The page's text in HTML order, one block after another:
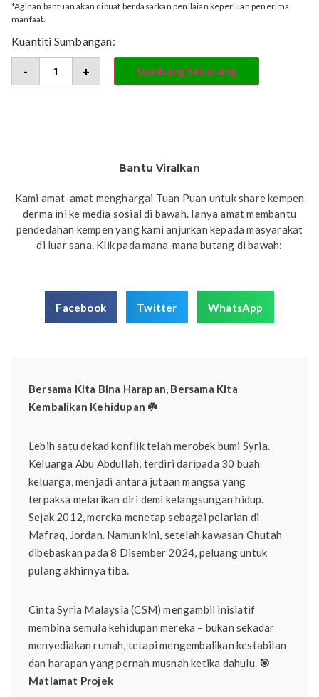
*Agihan bantuan akan dibuat berdasarkan penilaian keperluan penerima
manfaat.
Kuantiti Sumbangan:
- + Sumbang Sekarang
Bantu Viralkan
Kami amat-amat menghargai Tuan Puan untuk share kempen
derma ini ke media sosial di bawah. Ianya amat membantu
pendedahan kempen yang kami anjurkan kepada masyarakat
di luar sana. Klik pada mana-mana butang di bawah:
Facebook Twitter WhatsApp
Bersama Kita Bina Harapan, Bersama Kita
Kembalikan Kehidupan ☘️
Lebih satu dekad konflik telah merobek bumi Syria.
Keluarga Abu Abdullah, terdiri daripada 30 buah
keluarga, menjadi antara jutaan mangsa yang
terpaksa melarikan diri demi kelangsungan hidup.
Sejak 2012, mereka menetap sebagai pelarian di
Mafraq, Jordan. Namun kini, setelah kawasan Ghutah
dibebaskan pada 8 Disember 2024, peluang untuk
pulang akhirnya tiba.
Cinta Syria Malaysia (CSM) mengambil inisiatif
membina semula kehidupan mereka – bukan sekadar
menyediakan rumah, tetapi mengembalikan kestabilan
dan harapan yang pernah musnah ketika dahulu. 🎯
Matlamat Projek